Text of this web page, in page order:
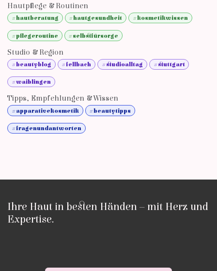
Hautpflege & Routinen
#hautberatung #hautgesundheit #kosmetikwissen
#pflegeroutine #selbstfürsorge
Studio & Region
#beautyblog #fellbach #studioalltag #stuttgart
#waiblingen
Tipps, Empfehlungen & Wissen
#apparativekosmetik #beautytipps
#fragenundantworten
Ihre Haut in besten Händen – mit Herz und
Expertise.